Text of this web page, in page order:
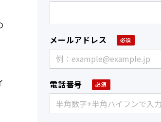
メールアドレス
電話番号